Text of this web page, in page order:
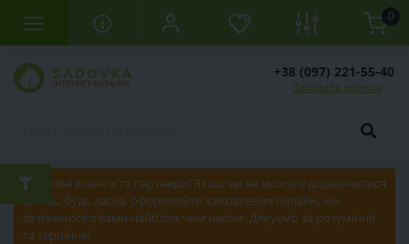
0
+38 (097) 221-55-40
Заказать звонок
Шановні клієнти та партнери! Якщо ви не можете додзвонитися
до нас, будь ласка, оформляйте замовлення онлайн, ми
зв'яжемося з вами найближчим часом. Дякуємо за розуміння
та терпіння!